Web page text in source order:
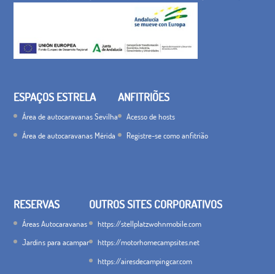
ESPAÇOS ESTRELA
Área de autocaravanas Sevilha
Área de autocaravanas Mérida
ANFITRIÕES
Acesso de hosts
Registre-se como anfitrião
RESERVAS
Áreas Autocaravanas
Jardins para acampar
OUTROS SITES CORPORATIVOS
https://stellplatzwohnmobile.com
https://motorhomecampsites.net
https://airesdecampingcar.com